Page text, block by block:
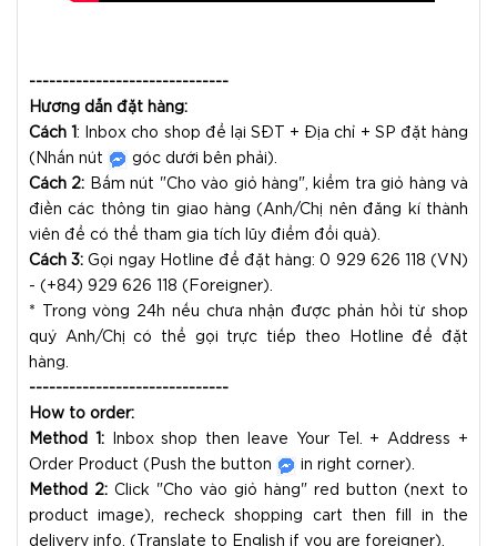
------------------------------
Hướng dẫn đặt hàng:
Cách 1: Inbox cho shop để lại SĐT + Địa chỉ + SP đặt hàng
(Nhấn nút
góc dưới bên phải).
Cách 2: Bấm nút "Cho vào giỏ hàng", kiểm tra giỏ hàng và
điền các thông tin giao hàng (Anh/Chị nên đăng kí thành
viên để có thể tham gia tích lũy điểm đổi quà).
Cách 3: Gọi ngay Hotline để đặt hàng: 0 929 626 118 (VN)
- (+84) 929 626 118 (Foreigner).
* Trong vòng 24h nếu chưa nhận được phản hồi từ shop
quý Anh/Chị có thể gọi trực tiếp theo Hotline để đặt
hàng.
------------------------------
How to order:
Method 1:Inbox shop then leave Your Tel. + Address +
Order Product (Push the button
in right corner).
Method 2: Click "Cho vào giỏ hàng" red button (next to
product image), recheck shopping cart then fill in the
delivery info. (Translate to English if you are foreigner).